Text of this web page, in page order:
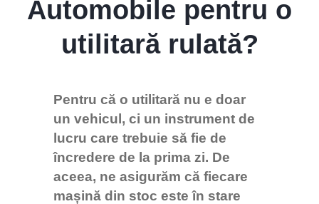
Automobile pentru o
utilitară rulată?
Pentru că o utilitară nu e doar
un vehicul, ci un instrument de
lucru care trebuie să fie de
încredere de la prima zi. De
aceea, ne asigurăm că fiecare
mașină din stoc este în stare